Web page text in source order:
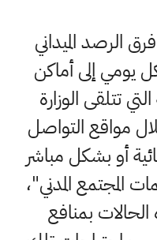
الرصد الميداني
يومي إلى أماكن
تتلقى الوزارة
مواقع التواصل
أو بشكل مباشر
المجتمع المدني"،
بمنافع